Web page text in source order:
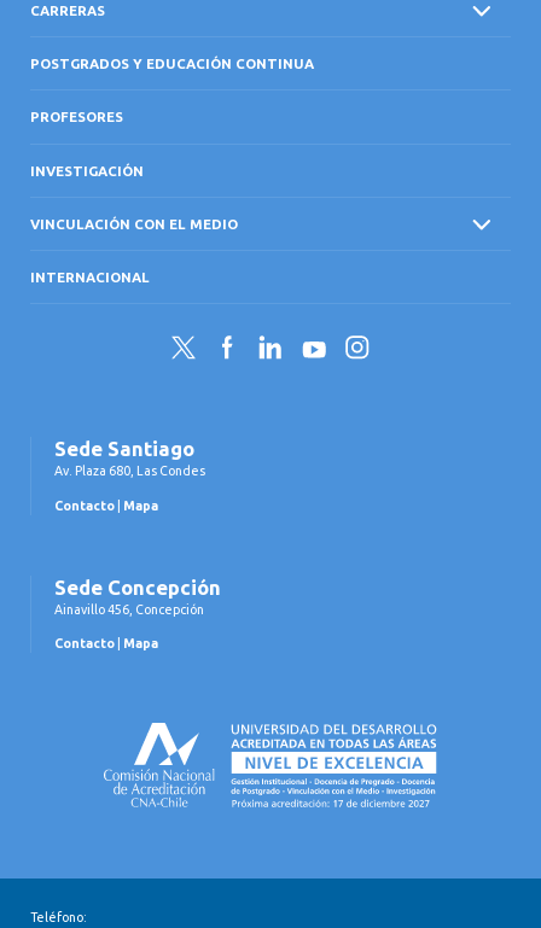
CARRERAS
POSTGRADOS Y EDUCACIÓN CONTINUA
PROFESORES
INVESTIGACIÓN
VINCULACIÓN CON EL MEDIO
INTERNACIONAL
Twitter FacebookLinkedInYouTubeInstagram
Sede Santiago
Av. Plaza 680, Las Condes
Contacto Mapa
Sede Concepción
Ainavillo 456, Concepción
Contacto Mapa
Teléfono: